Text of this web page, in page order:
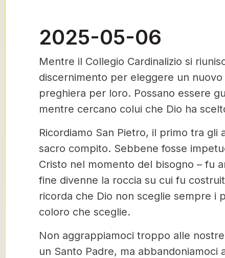
2025-05-06
Mentre il Collegio Cardinalizio si
discernimento per eleggere un
preghiera per loro. Possano essere
mentre cercano colui che Dio ha
Ricordiamo San Pietro, il primo tra gli
sacro compito. Sebbene fosse
Cristo nel momento del bisogno – fu
fine divenne la roccia su cui fu
ricorda che Dio non sceglie sempre i
coloro che sceglie.
Non aggrappiamoci troppo alle
un Santo Padre, ma